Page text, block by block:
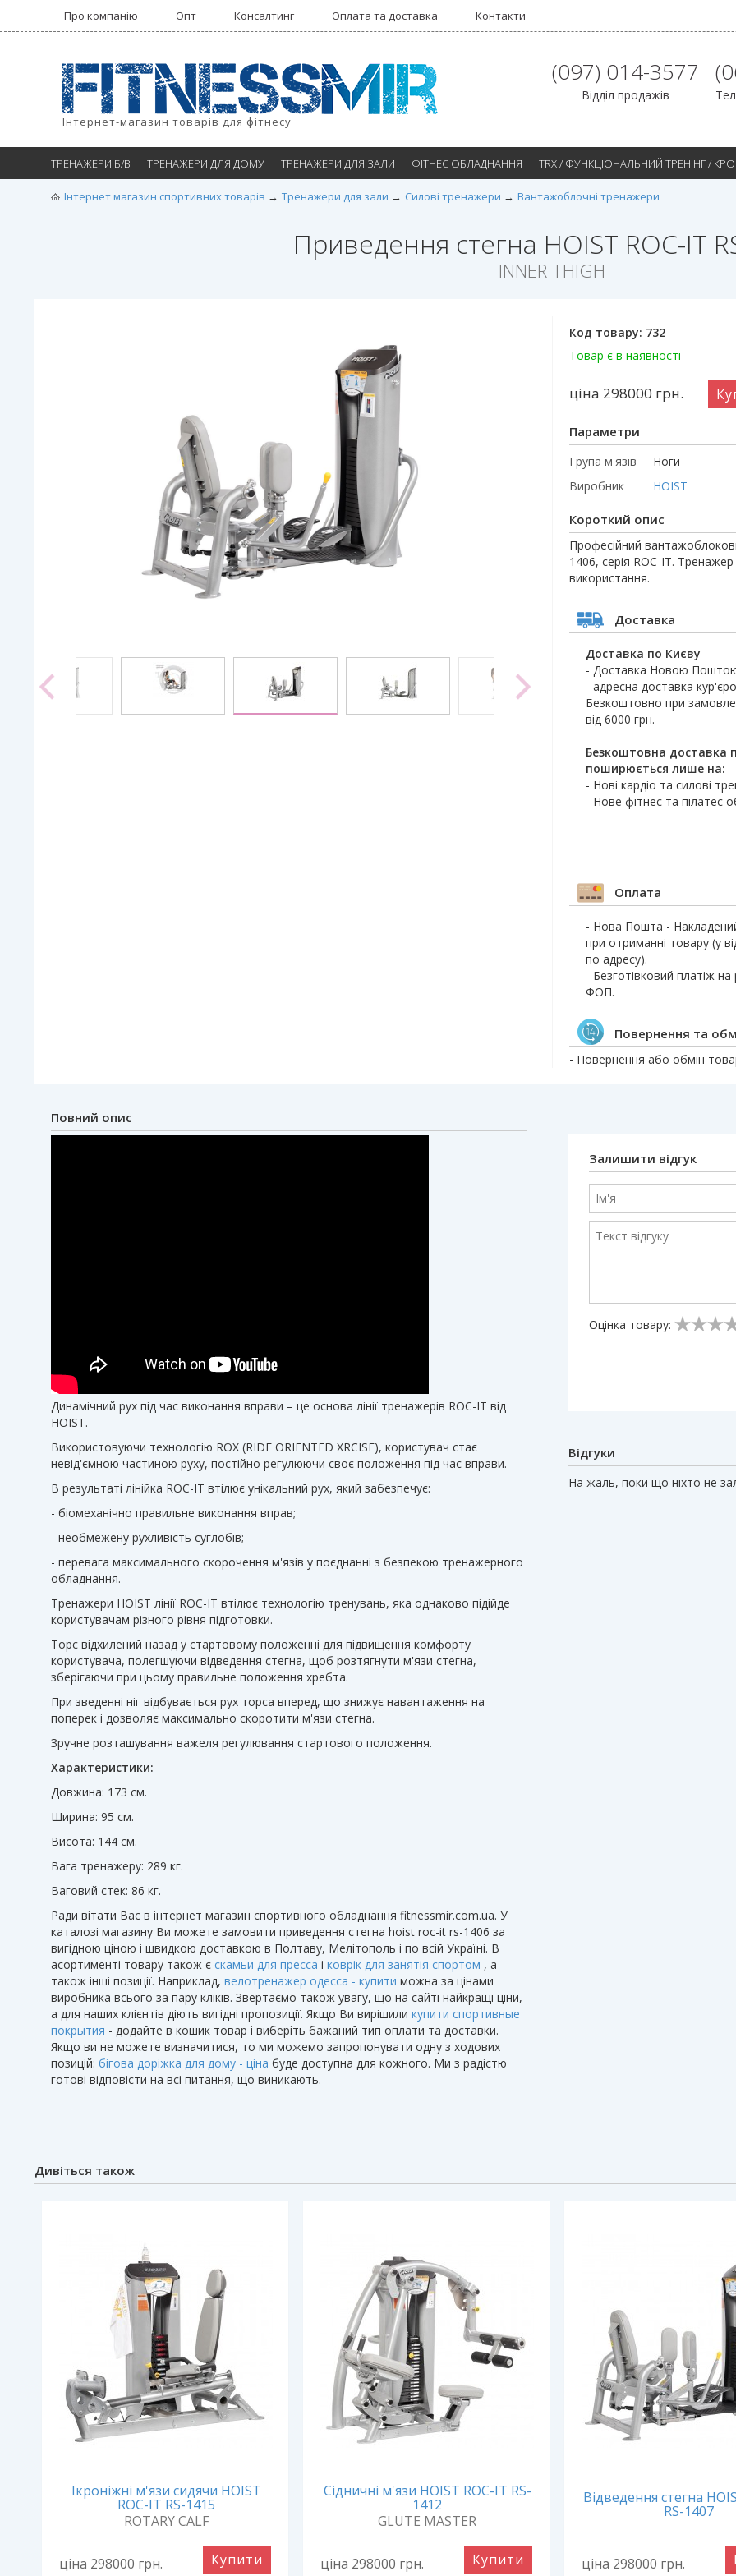
Про компанію Опт Консалтинг Оплата та доставка Контакти
Інтернет-магазин товарів для фітнесу
(097) 014-3577
Відділ продажів
ТРЕНАЖЕРИ Б/В ТРЕНАЖЕРИ ДЛЯ ДОМУ ТРЕНАЖЕРИ ДЛЯ ЗАЛИ ФІТНЕС ОБЛАДНАННЯ TRX / ФУНКЦІОНАЛЬНИЙ ТРЕНІНГ /
Інтернет магазин спортивних товарів Тренажери для зали Силові тренажери Вантажоблочні тренажери
Приведення стегна HOIST ROC-IT
INNER THIGH
Код товару: 732
Товар є в наявності
ціна 298000 грн.
Параметри
Група м'язів
Ноги
Виробник
HOIST
Короткий опис
Професійний
1406, серія ROC-IT.
використання.
Доставка
Доставка по Києву
- Доставка Новою
- адресна доставка
Безкоштовно при
від 6000 грн.
Безкоштовна доставка
поширюється лише на:
- Нові кардіо та силові
- Нове фітнес та пілатес
Оплата
- Нова Пошта -
при отриманні товару (у
по адресу).
- Безготівковий платіж на
ФОП.
Повернення та
- Повернення або обмін
Повний опис
Динамічний рух під час виконання вправи – це основа лінії тренажерів ROC-IT від
HOIST.
Використовуючи технологію ROX (RIDE ORIENTED XRCISE), користувач стає
невід'ємною частиною руху, постійно регулюючи своє положення під час вправи.
В результаті лінійка ROC-IT втілює унікальний рух, який забезпечує:
- біомеханічно правильне виконання вправ;
- необмежену рухливість суглобів;
- перевага максимального скорочення м'язів у поєднанні з безпекою тренажерного
обладнання.
Тренажери HOIST лінії ROC-IT втілює технологію тренувань, яка однаково підійде
користувачам різного рівня підготовки.
Торс відхилений назад у стартовому положенні для підвищення комфорту
користувача, полегшуючи відведення стегна, щоб розтягнути м'язи стегна,
зберігаючи при цьому правильне положення хребта.
При зведенні ніг відбувається рух торса вперед, що знижує навантаження на
поперек і дозволяє максимально скоротити м'язи стегна.
Зручне розташування важеля регулювання стартового положення.
Характеристики:
Довжина: 173 см.
Ширина: 95 см.
Висота: 144 см.
Вага тренажеру: 289 кг.
Ваговий стек: 86 кг.
Ради вітати Вас в інтернет магазин спортивного обладнання fitnessmir.com.ua. У
каталозі магазину Ви можете замовити приведення стегна hoist roc-it rs-1406 за
вигідною ціною і швидкою доставкою в Полтаву, Мелітополь і по всій Україні. В
асортименті товару також є скамьи для пресса і коврік для занятія спортом , а
також інші позиції. Наприклад, велотренажер одесса - купити можна за цінами
виробника всього за пару кліків. Звертаємо також увагу, що на сайті найкращі ціни,
а для наших клієнтів діють вигідні пропозиції. Якщо Ви вирішили купити спортивные
покрытия - додайте в кошик товар і виберіть бажаний тип оплати та доставки.
Якщо ви не можете визначитися, то ми можемо запропонувати одну з ходових
позицій: бігова доріжка для дому - ціна буде доступна для кожного. Ми з радістю
готові відповісти на всі питання, що виникають.
Залишити відгук
Оцінка товару:
Відгуки
На жаль, поки що ніхто не
Дивіться також
Ікроніжні м'язи сидячи HOIST
ROC-IT RS-1415
ROTARY CALF
ціна 298000 грн. Купити
Сідничні м'язи HOIST ROC-IT RS-
1412
GLUTE MASTER
ціна 298000 грн. Купити
Відведення стегна
RS-1407
ціна 298000 грн.